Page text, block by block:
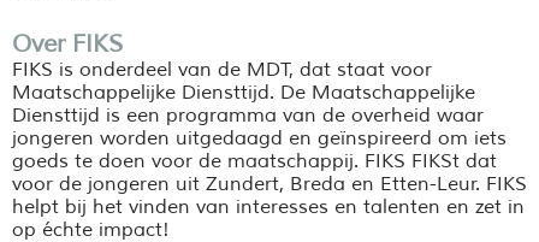
Over FIKS
FIKS is onderdeel van de MDT, dat staat voor
Maatschappelijke Diensttijd. De Maatschappelijke
Diensttijd is een programma van de overheid waar
jongeren worden uitgedaagd en geïnspireerd om iets
goeds te doen voor de maatschappij. FIKS FIKSt dat
voor de jongeren uit Zundert, Breda en Etten-Leur. FIKS
helpt bij het vinden van interesses en talenten en zet in
op échte impact!